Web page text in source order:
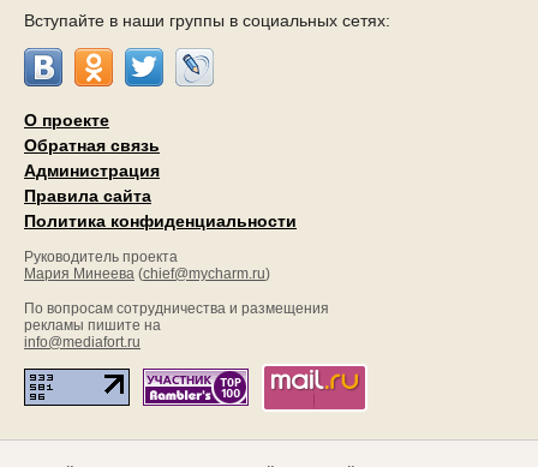
Вступайте в наши группы в социальных сетях:
О проекте
Обратная связь
Администрация
Правила сайта
Политика конфиденциальности
Руководитель проекта
Мария Минеева (chief@mycharm.ru)
По вопросам сотрудничества и размещения
рекламы пишите на
info@mediafort.ru